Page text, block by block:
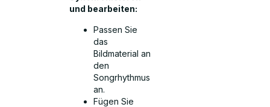
und bearbeiten:
Passen Sie
das
Bildmaterial an
den
Songrhythmus
an.
Fügen Sie